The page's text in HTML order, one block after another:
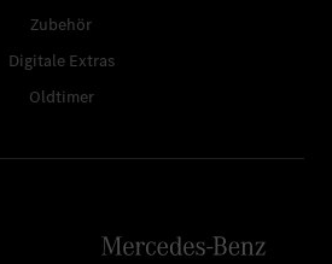
Zubehör
Digitale Extras
Oldtimer